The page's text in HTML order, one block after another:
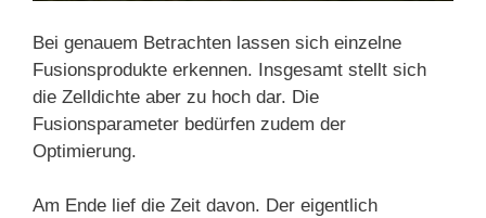
Bei genauem Betrachten lassen sich einzelne
Fusionsprodukte erkennen. Insgesamt stellt sich
die Zelldichte aber zu hoch dar. Die
Fusionsparameter bedürfen zudem der
Optimierung.
Am Ende lief die Zeit davon. Der eigentlich